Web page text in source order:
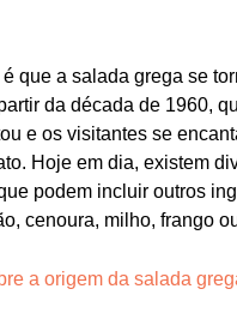
que a salada grega se
da década de 1960,
e os visitantes se
Hoje em dia, existem
podem incluir outros
cenoura, milho, frango
a origem da salada